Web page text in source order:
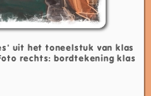
uit het toneelstuk van klas
rechts: bordtekening klas